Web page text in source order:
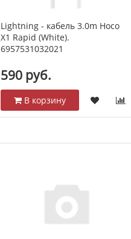
Lightning - кабель 3.0m Hoco
X1 Rapid (White).
6957531032021
590 руб.
В корзину